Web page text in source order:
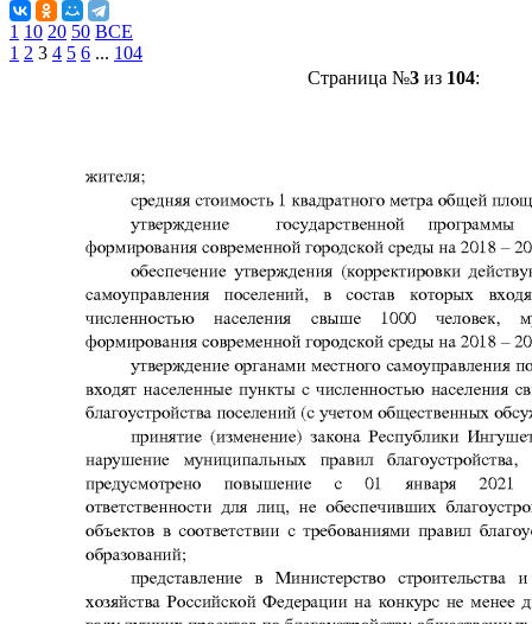
1 10 20 50 ВСЕ
1 2 3 4 5 6 ... 104
Страница №3из 104: